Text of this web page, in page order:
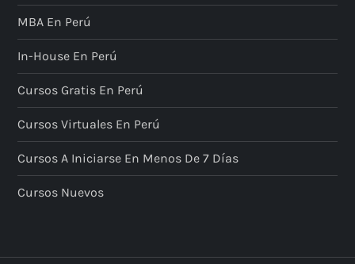
MBA En Perú
In-House En Perú
Cursos Gratis En Perú
Cursos Virtuales En Perú
Cursos A Iniciarse En Menos De 7 Días
Cursos Nuevos